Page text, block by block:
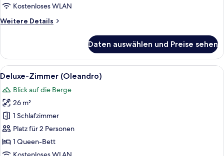
Kostenloses WLAN
Weitere Details
Weitere
Zimmer
(Olivo)
Daten auswählen und Preise sehen
Alle
Fotos
für
Deluxe-
Zimmer
(Oleandro)
anzeigen
Deluxe-Zimmer (Oleandro) |
9
Deluxe-Zimmer (Oleandro)
Blick auf die Berge
26 m²
1 Schlafzimmer
Platz für 2 Personen
1 Queen-Bett